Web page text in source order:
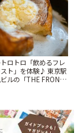
ロトロ「飲めるフレ
ト」を体験♪ 東京駅
ルの「THE FRONT